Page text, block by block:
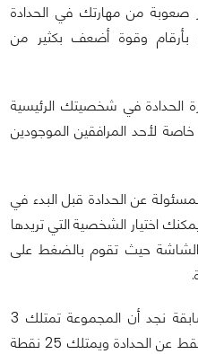
صعوبة من مهارتك في الحدادة
وقوة أضعف بكثير من
الحدادة في شخصيتك الرئيسية
لأحد المرافقين الموجودين
عن الحدادة قبل البدء في
اختيار الشخصية التي تريدها
الشاشة حيث تقوم بالضغط على
على سبيل المثال في الصورة السابقة نجد أن المجموعة تمتلك 3
أبطال والبطل الأول هو المسئول فقط عن الحدادة ويمتلك 25 نقطة